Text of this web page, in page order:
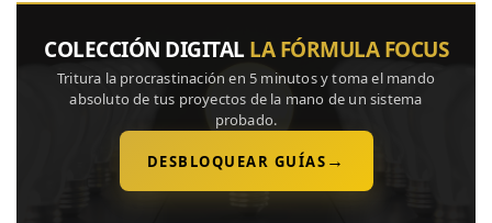
COLECCIÓN DIGITAL LA FÓRMULA FOCUS
Tritura la procrastinación en 5 minutos y toma el mando
absoluto de tus proyectos de la mano de un sistema
probado.
DESBLOQUEAR GUÍAS →